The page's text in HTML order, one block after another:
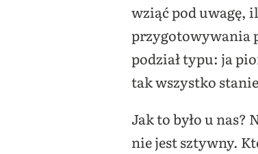
wziąć pod uwagę,
przygotowywania
podział typu: ja
tak wszystko
Jak to było u nas?
nie jest sztywny.